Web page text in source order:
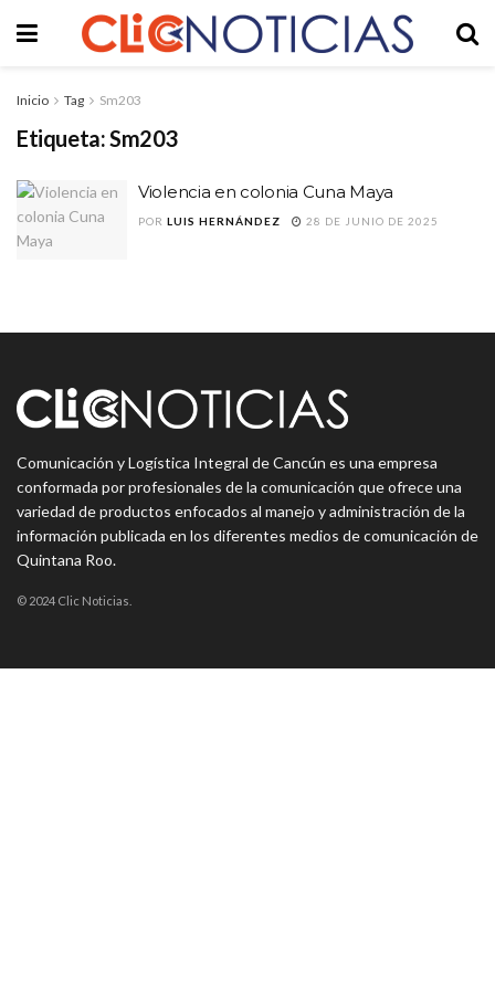
Inicio Tag Sm203
Etiqueta:Sm203
Violencia en colonia Cuna Maya
POR LUIS HERNÁNDEZ 28 DE JUNIO DE 2025
Comunicación y Logística Integral de Cancún es una empresa
conformada por profesionales de la comunicación que ofrece una
variedad de productos enfocados al manejo y administración de la
información publicada en los diferentes medios de comunicación de
Quintana Roo.
© 2024 Clic Noticias.